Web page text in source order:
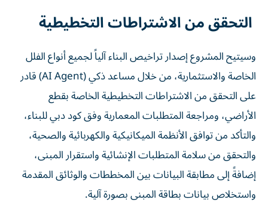
التحقق من الاشتراطات التخطيطية
وسيتيح المشروع إصدار تراخيص البناء آلياً لجميع أنواع الفلل
الخاصة والاستثمارية، من خلال مساعد ذكي (AI Agent) قادر
على التحقق من الاشتراطات التخطيطية الخاصة بقطع
الأراضي، ومراجعة المتطلبات المعمارية وفق كود دبي للبناء،
والتأكد من توافق الأنظمة الميكانيكية والكهربائية والصحية،
والتحقق من سلامة المتطلبات الإنشائية واستقرار المبنى،
إضافةً إلى مطابقة البيانات بين المخططات والوثائق المقدمة
واستخلاص بيانات بطاقة المبنى بصورة آلية.